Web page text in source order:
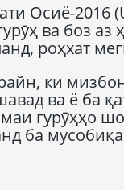
Осиё-2016
ва боз
роҳхат
ки
ва ё ба
гурӯҳҳо
ба